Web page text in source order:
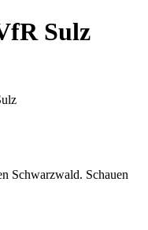
Sulz
Schwarzwald. Schauen